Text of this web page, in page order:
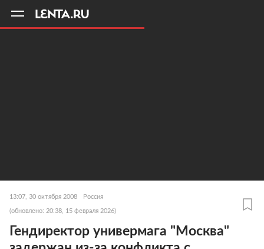
13:07, 30 октября 2008 Россия
(обновлено: 20:38, 15 февраля 2026)
Гендиректор универмага "Москва"